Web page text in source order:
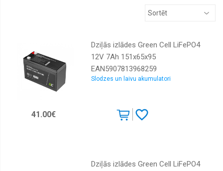
vasaras
riepas
Jaunas
vissezonas
Jaunas
Dziļās izlādes Green Cell LiFePO4
12V 7Ah 151x65x95
EAN5907813968259
Slodzes un laivu akumulatori
41.00€
Dziļās izlādes Green Cell LiFePO4